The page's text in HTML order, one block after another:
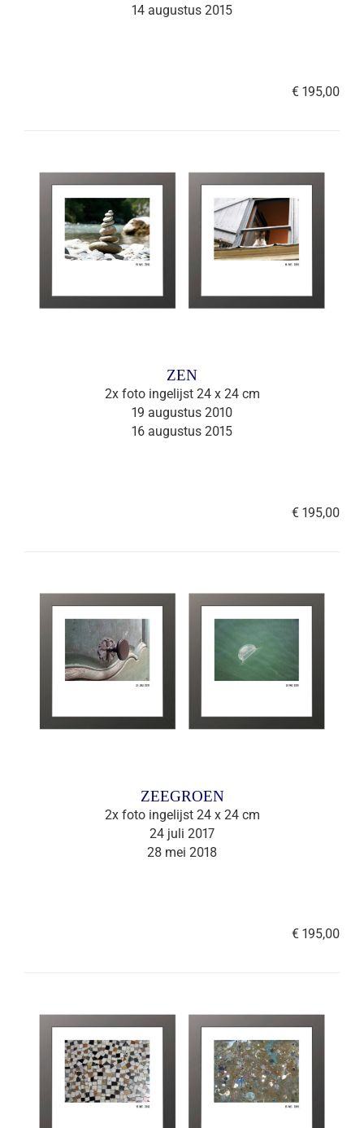
14 augustus 2015
€ 195,00
ZEN
2x foto ingelijst 24 x 24 cm
19 augustus 2010
16 augustus 2015
€ 195,00
ZEEGROEN
2x foto ingelijst 24 x 24 cm
24 juli 2017
28 mei 2018
€ 195,00